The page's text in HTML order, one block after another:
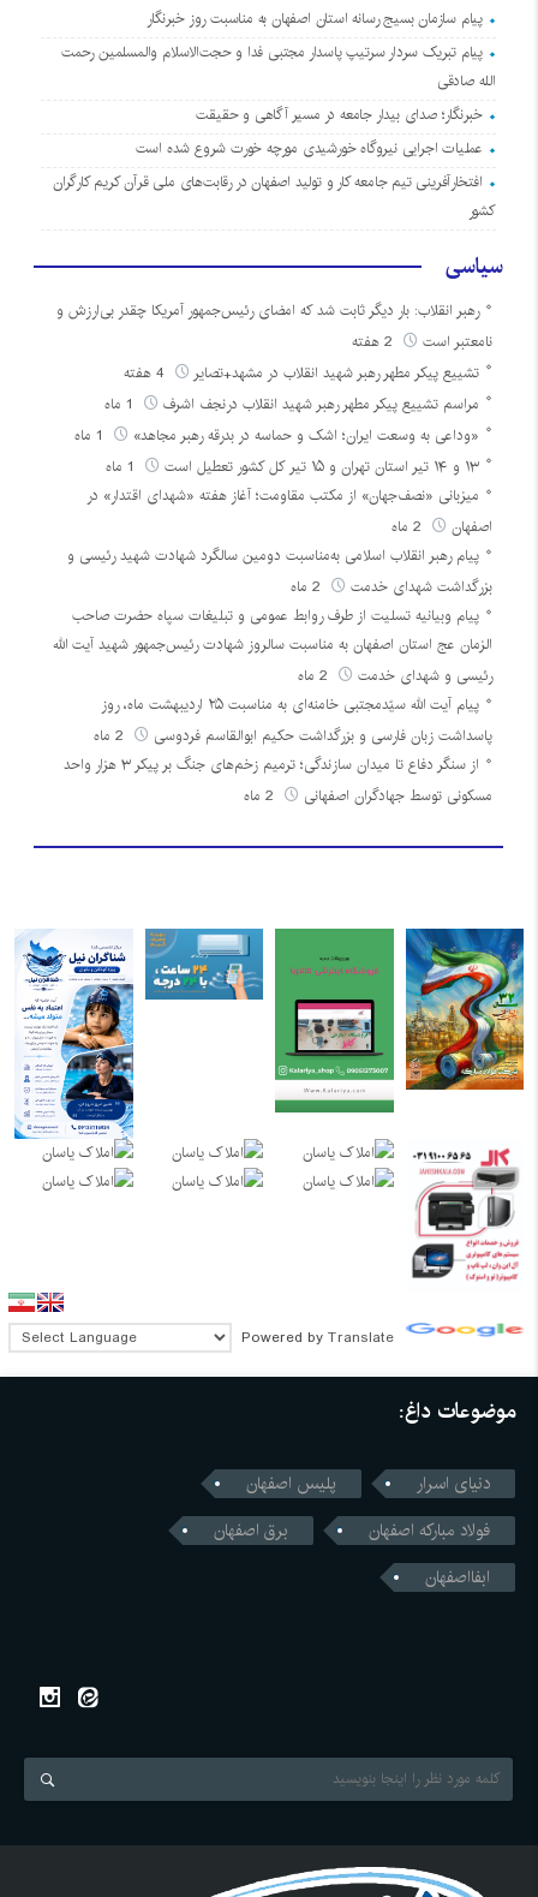
پیام سازمان بسیج رسانه استان اصفهان به مناسبت روز خبرنگار
پیام تبریک سردار سرتیپ پاسدار مجتبی فدا و حجت‌الاسلام والمسلمین رحمت
الله صادقی
خبرنگار؛ صدای بیدار جامعه در مسیر آگاهی و حقیقت
عملیات اجرایی نیروگاه خورشیدی مورچه خورت شروع شده است
افتخارآفرینی تیم جامعه کار و تولید اصفهان در رقابت‌های ملی قرآن کریم کارگران
کشور
سیاسی
رهبر انقلاب: بار دیگر ثابت شد که امضای رئیس‌جمهور آمریکا چقدر بی‌ارزش و
نامعتبر است
تشییع پیکر مطهر رهبر شهید انقلاب در مشهد+تصایر
مراسم تشییع پیکر مطهر رهبر شهید انقلاب درنجف اشرف
«وداعی به وسعت ایران؛ اشک و حماسه در بدرقه رهبر مجاهد»
۱۳ و ۱۴ تیر استان تهران و ۱۵ تیر کل کشور تعطیل است
میزبانی «نصف‌جهان» از مکتب مقاومت؛ آغاز هفته «شهدای اقتدار» در
اصفهان
پیام رهبر انقلاب اسلامی به‌مناسبت دومین سالگرد شهادت شهید رئیسی و
بزرگداشت شهدای خدمت
پیام وبیانیه تسلیت از طرف روابط عمومی و تبلیغات سپاه حضرت صاحب
الزمان عج استان اصفهان به مناسبت سالروز شهادت رئیس‌جمهور شهید آیت الله
رئیسی و شهدای خدمت
پیام آیت الله سیّدمجتبی خامنه‌ای به مناسبت ۲۵ اردیبهشت ماه، روز
پاسداشت زبان فارسی و بزرگداشت حکیم ابوالقاسم فردوسی
از سنگر دفاع تا میدان سازندگی؛ ترمیم زخم‌های جنگ بر پیکر ۳ هزار واحد
مسکونی توسط جهادگران اصفهانی
Powered by Translate
موضوعات داغ:
دنیای اسرار
پلیس اصفهان
فولاد مبارکه اصفهان
برق اصفهان
ابفااصفهان